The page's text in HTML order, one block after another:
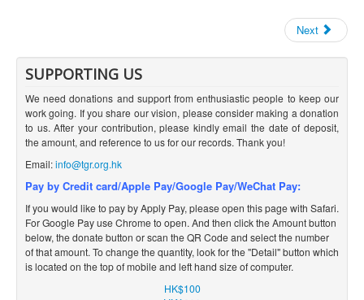
Next
SUPPORTING US
We need donations and support from enthusiastic people to keep our
work going. If you share our vision, please consider making a donation
to us. After your contribution, please kindly email the date of deposit,
the amount, and reference to us for our records. Thank you!
Email:info@tgr.org.hk
Pay by Credit card/Apple Pay/Google Pay/WeChat Pay:
If you would like to pay by Apply Pay, please open this page with Safari.
For Google Pay use Chrome to open. And then click the Amount button
below, the donate button or scan the QR Code and select the number
of that amount. To change the quantity, look for the"Detail" button which
is located on the top of mobile and left hand size of computer.
HK$100